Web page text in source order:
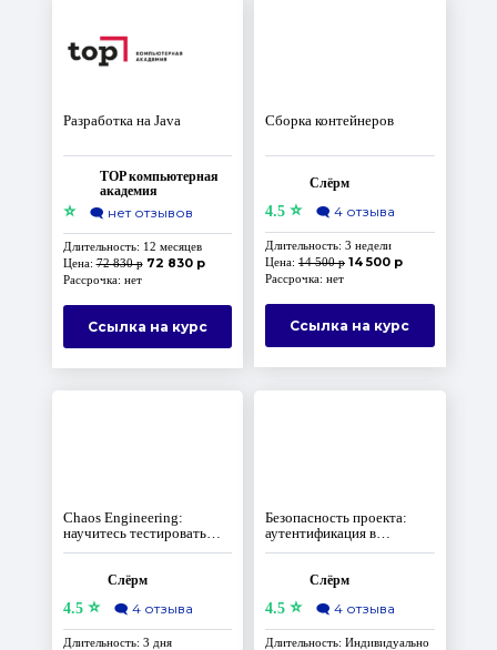
Разработка на Java
TOP компьютерная
академия
⭐ 🗨️ нет отзывов
Длительность: 12 месяцев
Цена:72 830 р 72 830 р
Рассрочка: нет
Ссылка на курс
Сборка контейнеров
Слёрм
4.5 ⭐ 🗨️ 4 отзыва
Длительность: 3 недели
Цена: 14 500 р 14 500 р
Рассрочка: нет
Ссылка на курс
Chaos Engineering:
научитесь тестировать
гипотезы надёжности
Слёрм
4.5⭐ 🗨️ 4 отзыва
Длительность: 3 дня
Безопасность проекта:
аутентификация в
Keycloak
Слёрм
4.5 ⭐ 🗨️ 4 отзыва
Длительность: Индивидуально